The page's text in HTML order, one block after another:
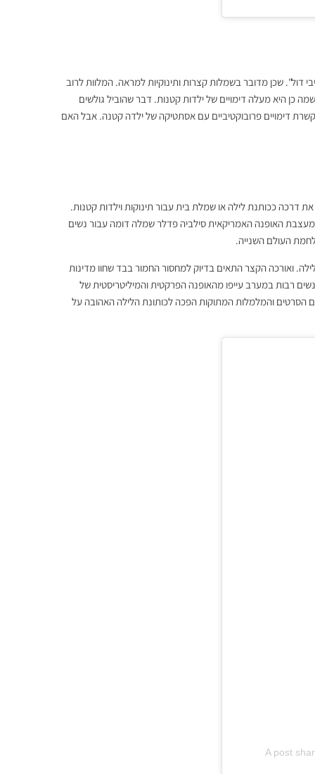
דול". שכן מדובר בשמלות קצרות ותינוקיות למראה. המלוות לרוב
כן היא מעלה דימויים של ילדות קטנות. דבר שהוביל גולשים
דימויים פרובוקטיביים עם אסתטיקה של ילדה קטנה. אבל האם
דול" אכן התחילה את דרכה ככותנת לילה או שמלת בית עבור תינוקות וילדות קטנות.
האופנה האמריקאית סילביה פדלר שמלה דומה עבור נשים
העולם השנייה.
ואורכה הקצר התאים בדיוק למחסור החמור בבד שחוו מדינות
רבות במערב עייפו מהאופנה הפרקטית והמיליטריסטית של
הסרטים והמלמלות המתוקות הפכה לכותונת הלילה האהובה על
A post